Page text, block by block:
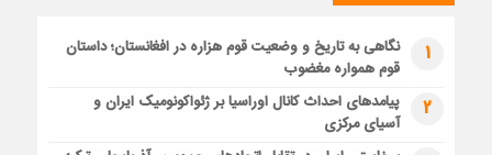
1
نگاهی به تاریخ و وضعیت قوم هزاره در افغانستان؛ داستان
قوم همواره مغضوب
2
پیامدهای احداث کانال اوراسیا بر ژئواکونومیک ایران و
آسیای مرکزی